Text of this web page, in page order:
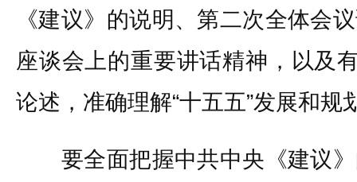
《建议》的说明、第二次全体会
座谈会上的重要讲话精神，以及
论述，准确理解“十五五”发展和规
要全面把握中共中央《建议》